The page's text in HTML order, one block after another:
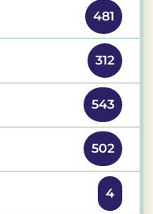
481
312
543
502
4